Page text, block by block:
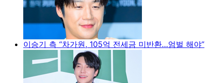
이승기 측 “차가원, 105억 전세금 미반환…엄벌 해야”